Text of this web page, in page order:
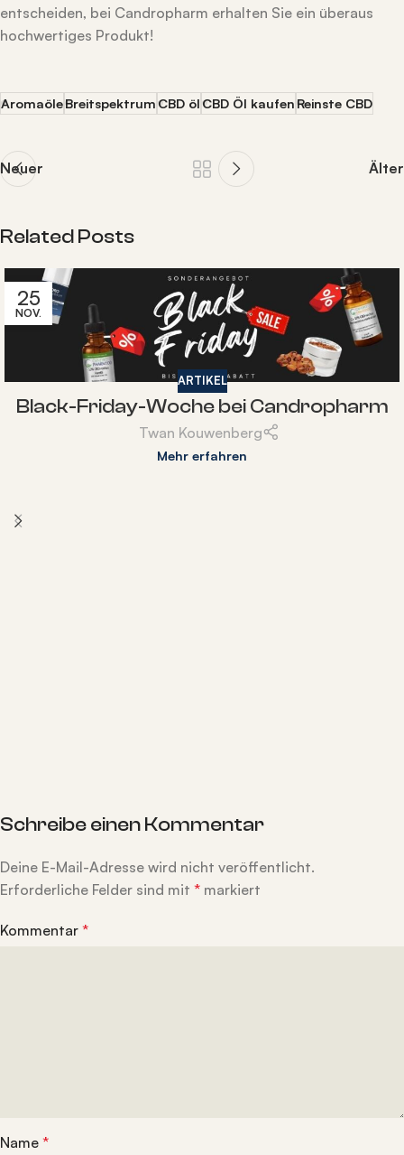
entscheiden, bei Candropharm erhalten Sie ein überaus
hochwertiges Produkt!
AromaöleBreitspektrumCBD ölCBD Öl kaufenReinste CBD
Neuer Älter
Related Posts
25
NOV.
ARTIKEL
Black-Friday-Woche bei Candropharm
Twan Kouwenberg
Mehr erfahren
Schreibe einen Kommentar
Deine E-Mail-Adresse wird nicht veröffentlicht.
Erforderliche Felder sind mit * markiert
Kommentar *
Name *